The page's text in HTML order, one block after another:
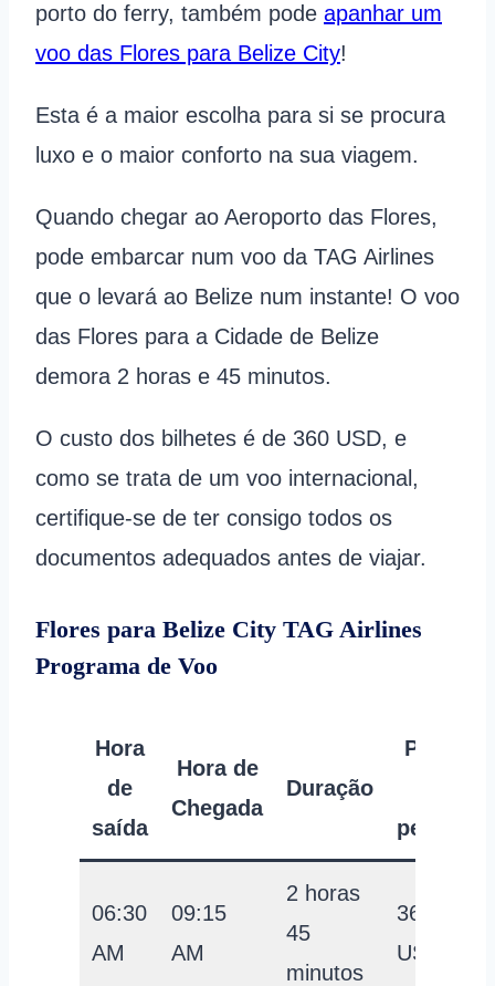
porto do ferry, também pode apanhar um
voo das Flores para Belize City!
Esta é a maior escolha para si se procura
luxo e o maior conforto na sua viagem.
Quando chegar ao Aeroporto das Flores,
pode embarcar num voo da TAG Airlines
que o levará ao Belize num instante! O voo
das Flores para a Cidade de Belize
demora 2 horas e 45 minutos.
O custo dos bilhetes é de 360 USD, e
como se trata de um voo internacional,
certifique-se de ter consigo todos os
documentos adequados antes de viajar.
Flores para Belize City TAG Airlines
Programa de Voo
Hora
de
saída
Hora de
Chegada
Duração
Preço
pessoa
06:30
AM
09:15
AM
2 horas
45
minutos
360
USD